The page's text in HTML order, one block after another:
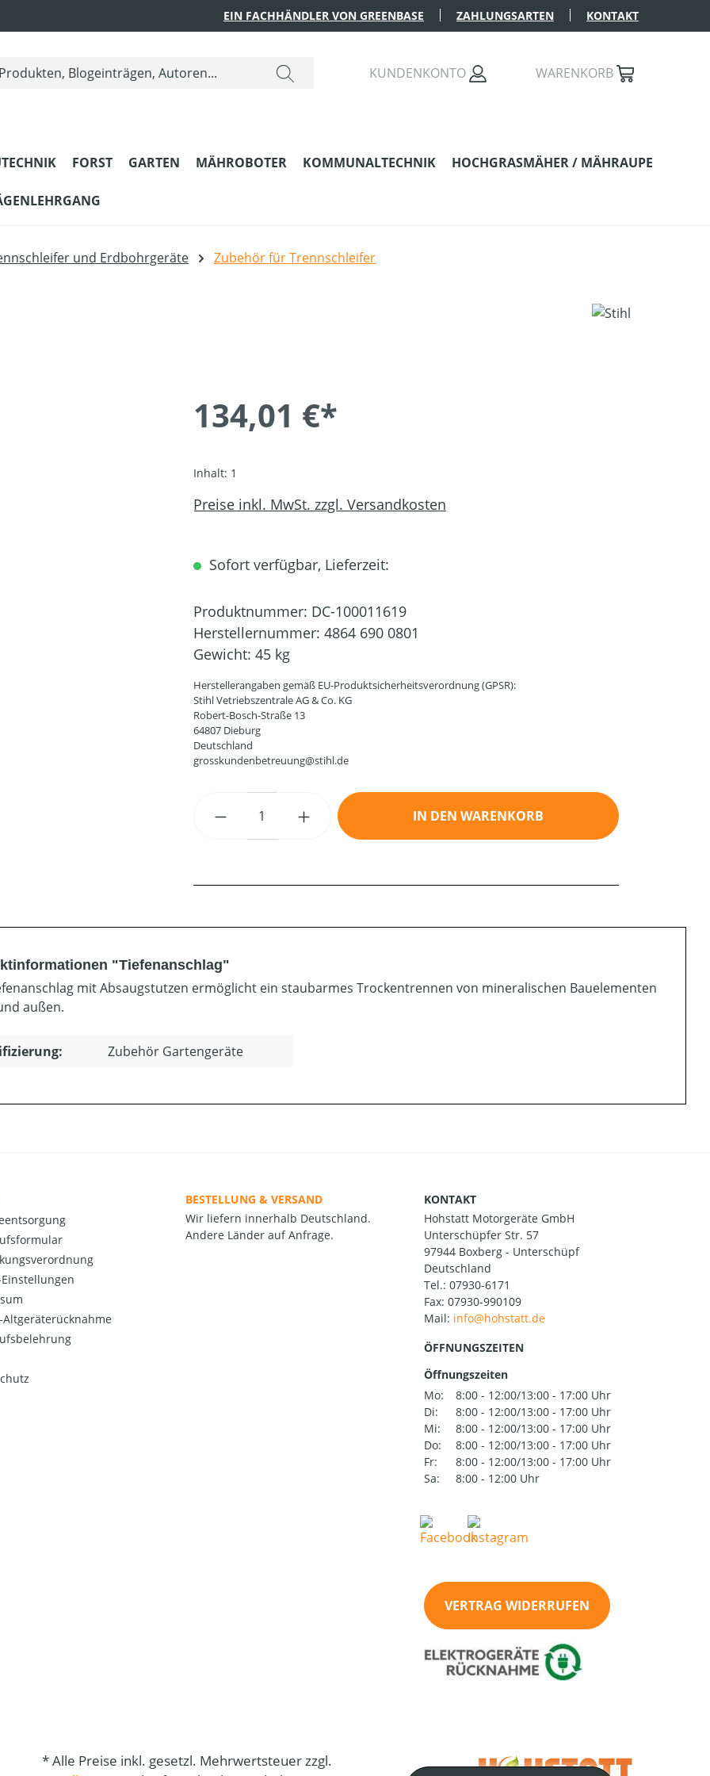
EIN FACHHÄNDLER VON GREENBASE ZAHLUNGSARTEN KONTAKT
KUNDENKONTO WARENKORB
FORST GARTEN MÄHROBOTER KOMMUNALTECHNIK HOCHGRASMÄHER / MÄHRAUPE
und Erdbohrgeräte Zubehör für Trennschleifer
134,01 €*
Inhalt: 1
Preise inkl. MwSt. zzgl. Versandkosten
Sofort verfügbar, Lieferzeit:
Produktnummer: DC-100011619
Herstellernummer: 4864 690 0801
Gewicht: 45 kg
Herstellerangaben gemäß EU-Produktsicherheitsverordnung (GPSR):
Stihl Vetriebszentrale AG & Co. KG
Robert-Bosch-Straße 13
64807 Dieburg
Deutschland
grosskundenbetreuung@stihl.de
Produkt Anzahl: Gib den gewünschten Wert ein oder
IN DEN WARENKORB
"Tiefenanschlag"
mit Absaugstutzen ermöglicht ein staubarmes Trockentrennen von mineralischen Bauelementen
außen.
Zubehör Gartengeräte
Einstellungen
Altgeräterücknahme
BESTELLUNG & VERSAND
Wir liefern innerhalb Deutschland.
Andere Länder auf Anfrage.
KONTAKT
Hohstatt Motorgeräte GmbH
Unterschüpfer Str. 57
97944 Boxberg - Unterschüpf
Deutschland
Tel.: 07930-6171
Fax: 07930-990109
Mail:
ÖFFNUNGSZEITEN
Öffnungszeiten
Mo:
8:00 - 12:00/13:00 - 17:00 Uhr
Di:
8:00 - 12:00/13:00 - 17:00 Uhr
Mi:
8:00 - 12:00/13:00 - 17:00 Uhr
Do:
8:00 - 12:00/13:00 - 17:00 Uhr
Fr:
8:00 - 12:00/13:00 - 17:00 Uhr
Sa:
8:00 - 12:00 Uhr
VERTRAG WIDERRUFEN
* Alle Preise inkl. gesetzl. Mehrwertsteuer zzgl.